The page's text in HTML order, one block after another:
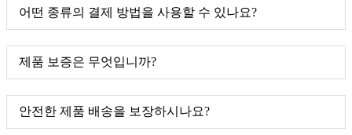
어떤 종류의 결제 방법을 사용할 수 있나요?
제품 보증은 무엇입니까?
안전한 제품 배송을 보장하시나요?